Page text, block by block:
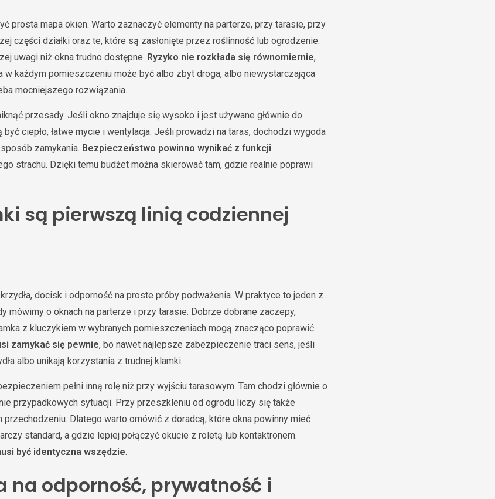
prosta mapa okien. Warto zaznaczyć elementy na parterze, przy tarasie, przy
części działki oraz te, które są zasłonięte przez roślinność lub ogrodzenie.
uwagi niż okna trudno dostępne. Ryzyko nie rozkłada się równomiernie,
w każdym pomieszczeniu może być albo zbyt droga, albo niewystarczająca
mocniejszego rozwiązania.
przesady. Jeśli okno znajduje się wysoko i jest używane głównie do
ciepło, łatwe mycie i wentylacja. Jeśli prowadzi na taras, dochodzi wygoda
zamykania. Bezpieczeństwo powinno wynikać z funkcji
strachu. Dzięki temu budżet można skierować tam, gdzie realnie poprawi
są pierwszą linią codziennej
docisk i odporność na proste próby podważenia. W praktyce to jeden z
mówimy o oknach na parterze i przy tarasie. Dobrze dobrane zaczepy,
z kluczykiem w wybranych pomieszczeniach mogą znacząco poprawić
zamykać się pewnie, bo nawet najlepsze zabezpieczenie traci sens, jeśli
albo unikają korzystania z trudnej klamki.
pełni inną rolę niż przy wyjściu tarasowym. Tam chodzi głównie o
przypadkowych sytuacji. Przy przeszkleniu od ogrodu liczy się także
Dlatego warto omówić z doradcą, które okna powinny mieć
standard, a gdzie lepiej połączyć okucie z roletą lub kontaktronem.
być identyczna wszędzie.
na odporność, prywatność i